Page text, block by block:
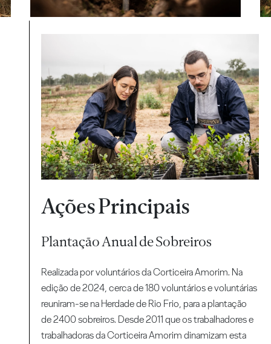
Ações Principais
Plantação Anual de Sobreiros
Realizada por voluntários da Corticeira Amorim. Na
edição de 2024, cerca de 180 voluntários e voluntárias
reuniram-se na Herdade de Rio Frio, para a plantação
de 2400 sobreiros. Desde 2011 que os trabalhadores e
trabalhadoras da Corticeira Amorim dinamizam esta